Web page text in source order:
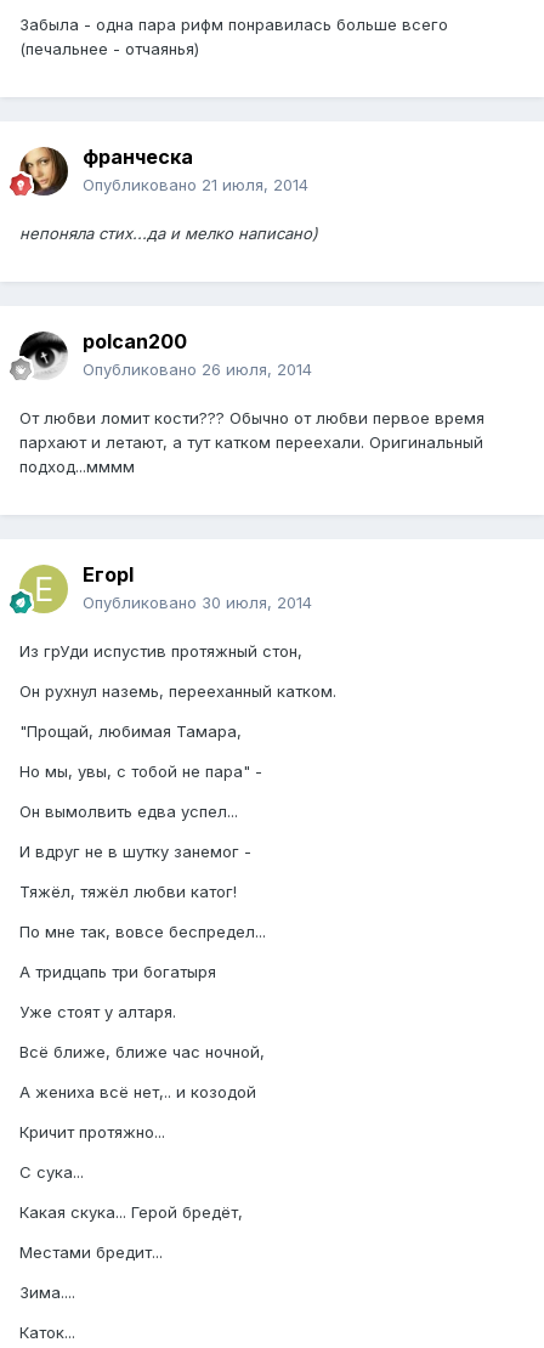
Забыла - одна пара рифм понравилась больше всего
(печальнее - отчаянья)
франческа
Опубликовано 21 июля, 2014
непоняла стих...да и мелко написано)
polcan200
Опубликовано 26 июля, 2014
От любви ломит кости??? Обычно от любви первое время
пархают и летают, а тут катком переехали. Оригинальный
подход...мммм
ЕгорI
Опубликовано 30 июля, 2014
Из грУди испустив протяжный стон,
Он рухнул наземь, перееханный катком.
"Прощай, любимая Тамара,
Но мы, увы, с тобой не пара" -
Он вымолвить едва успел...
И вдруг не в шутку занемог -
Тяжёл, тяжёл любви катог!
По мне так, вовсе беспредел...
А тридцапь три богатыря
Уже стоят у алтаря.
Всё ближе, ближе час ночной,
А жениха всё нет,.. и козодой
Кричит протяжно...
С сука...
Какая скука... Герой бредёт,
Местами бредит...
Зима....
Каток...